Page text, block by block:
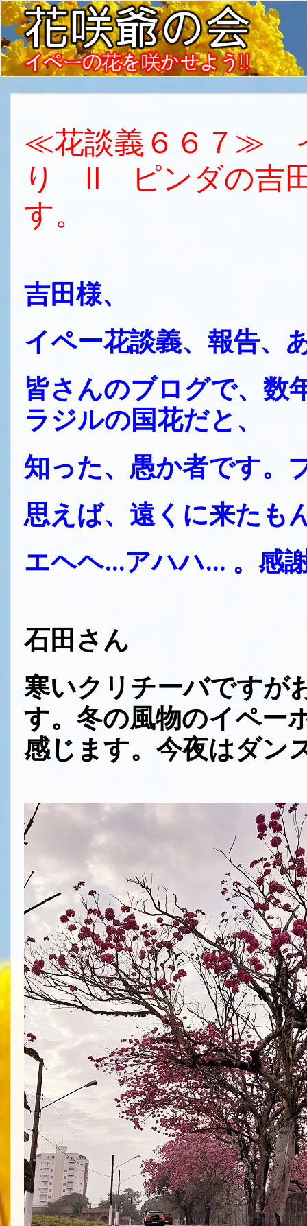
≪花談義６６７≫
り II ピンダの吉
す。
吉田様、
イペー花談義、報告、
皆さんのブログで、数
ラジルの国花だと、
知った、愚か者です。
思えば、遠くに来たも
エヘヘ...アハハ... 。
石田さん
寒いクリチーバですが
す。冬の風物のイペー
感じます。今夜はダ